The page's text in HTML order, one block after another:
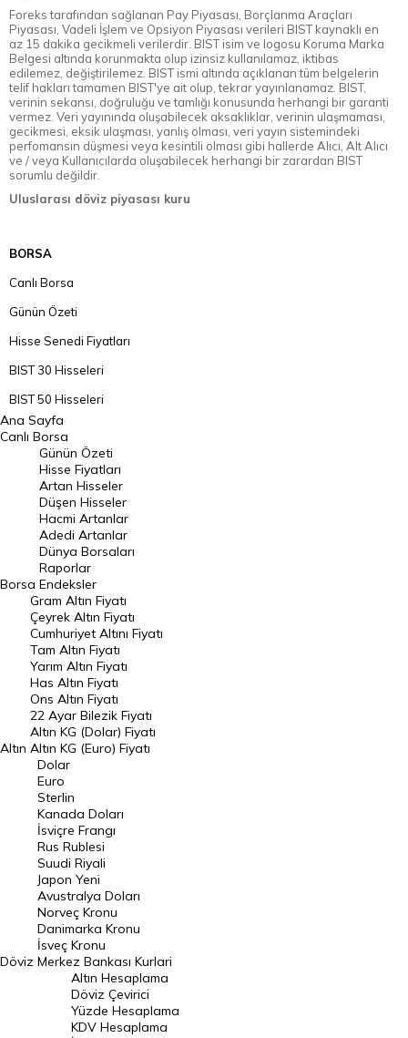
Foreks tarafından sağlanan Pay Piyasası, Borçlanma Araçları
Piyasası, Vadeli İşlem ve Opsiyon Piyasası verileri BIST kaynaklı en
az 15 dakika gecikmeli verilerdir. BIST isim ve logosu Koruma Marka
Belgesi altında korunmakta olup izinsiz kullanılamaz, iktibas
edilemez, değiştirilemez. BIST ismi altında açıklanan tüm belgelerin
telif hakları tamamen BIST'ye ait olup, tekrar yayınlanamaz. BIST,
verinin sekansı, doğruluğu ve tamlığı konusunda herhangi bir garanti
vermez. Veri yayınında oluşabilecek aksaklıklar, verinin ulaşmaması,
gecikmesi, eksik ulaşması, yanlış olması, veri yayın sistemindeki
perfomansın düşmesi veya kesintili olması gibi hallerde Alıcı, Alt Alıcı
ve / veya Kullanıcılarda oluşabilecek herhangi bir zarardan BIST
sorumlu değildir.
Uluslarası döviz piyasası kuru
BORSA
Canlı Borsa
Günün Özeti
Hisse Senedi Fiyatları
BIST 30 Hisseleri
BIST 50 Hisseleri
BIST 100 Hisseleri
En Çok Artan Hisseler
En Çok Düşen Hisseler
Hacmi Artanlar
Geçmiş Kapanışlar
Dünya Borsaları
Raporlar
Endeksler
DÖVİZ
Döviz Kuru
Dolar Kuru
Euro Kuru
Pound Kuru
Frank Kuru
Riyal Kuru
Avustralya Doları
Danimarka Kronu Kuru
Kanada Doları Kuru
Norveç Kronu Kuru
İsveç Kronu Kuru
Japon Yeni Kuru
Ana Sayfa
Canlı Borsa
Borsa
Günün Özeti
Hisse Fiyatları
Artan Hisseler
Düşen Hisseler
Hacmi Artanlar
Adedi Artanlar
Dünya Borsaları
Raporlar
Endeksler
Altın
Gram Altın Fiyatı
Çeyrek Altın Fiyatı
Cumhuriyet Altını Fiyatı
Tam Altın Fiyatı
Yarım Altın Fiyatı
Has Altın Fiyatı
Ons Altın Fiyatı
22 Ayar Bilezik Fiyatı
Altın KG (Dolar) Fiyatı
Altın KG (Euro) Fiyatı
Döviz
Dolar
Euro
Sterlin
Kanada Doları
İsviçre Frangı
Rus Rublesi
Suudi Riyali
Japon Yeni
Avustralya Doları
Norveç Kronu
Danimarka Kronu
İsveç Kronu
Merkez Bankası Kurlari
Altın Hesaplama
Döviz Çevirici
Yüzde Hesaplama
KDV Hesaplama